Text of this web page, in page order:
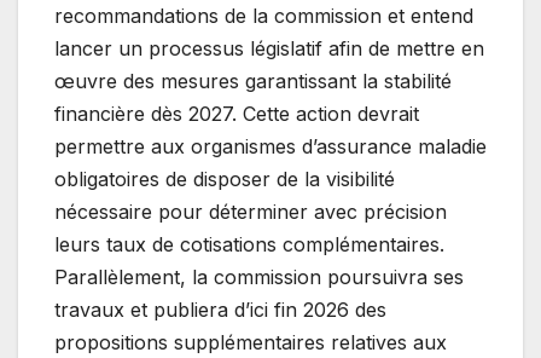
recommandations de la commission et entend
lancer un processus législatif afin de mettre en
œuvre des mesures garantissant la stabilité
financière dès 2027. Cette action devrait
permettre aux organismes d’assurance maladie
obligatoires de disposer de la visibilité
nécessaire pour déterminer avec précision
leurs taux de cotisations complémentaires.
Parallèlement, la commission poursuivra ses
travaux et publiera d’ici fin 2026 des
propositions supplémentaires relatives aux